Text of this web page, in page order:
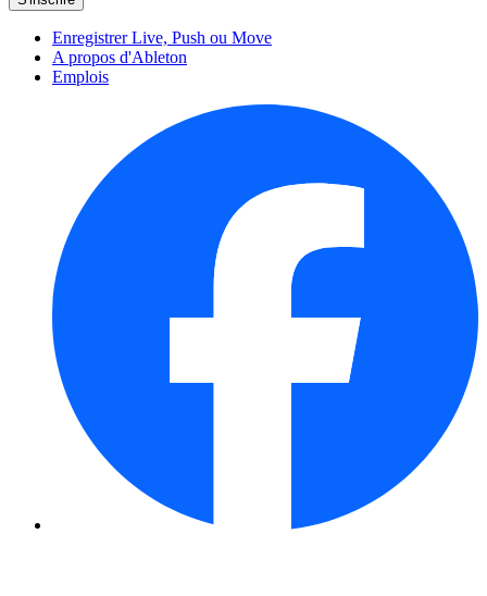
Enregistrer Live, Push ou Move
A propos d'Ableton
Emplois